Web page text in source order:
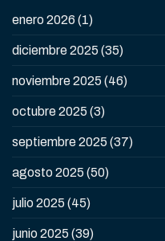
enero 2026 (1)
diciembre 2025 (35)
noviembre 2025 (46)
octubre 2025 (3)
septiembre 2025 (37)
agosto 2025 (50)
julio 2025 (45)
junio 2025 (39)